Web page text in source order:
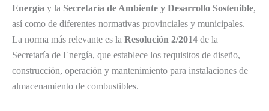
Energía y la Secretaría de Ambiente y Desarrollo Sostenible,
así como de diferentes normativas provinciales y municipales.
La norma más relevante es la Resolución 2/2014 de la
Secretaría de Energía, que establece los requisitos de diseño,
construcción, operación y mantenimiento para instalaciones de
almacenamiento de combustibles.